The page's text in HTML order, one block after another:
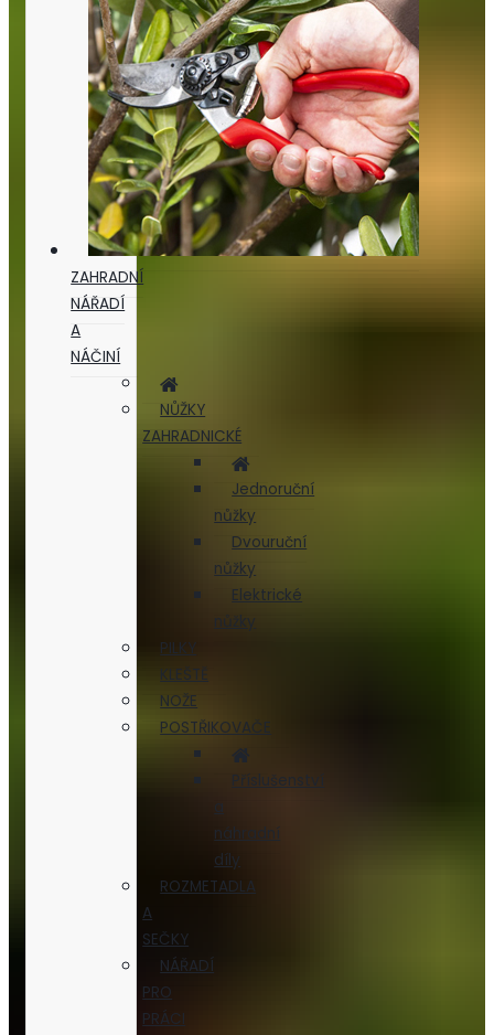
ZAHRADNÍ
NÁŘADÍ
A
NÁČINÍ
NŮŽKY
ZAHRADNICKÉ
Jednoruční
nůžky
Dvouruční
nůžky
Elektrické
nůžky
PILKY
KLEŠTĚ
NOŽE
POSTŘIKOVAČE
Příslušenství
a
náhradní
díly
ROZMETADLA
A
SEČKY
NÁŘADÍ
PRO
PRÁCI